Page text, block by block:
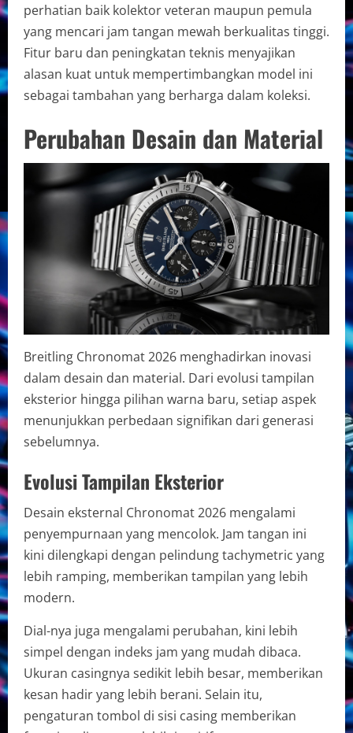
perhatian baik kolektor veteran maupun pemula
yang mencari jam tangan mewah berkualitas tinggi.
Fitur baru dan peningkatan teknis menyajikan
alasan kuat untuk mempertimbangkan model ini
sebagai tambahan yang berharga dalam koleksi.
Perubahan Desain dan Material
Breitling Chronomat 2026 menghadirkan inovasi
dalam desain dan material. Dari evolusi tampilan
eksterior hingga pilihan warna baru, setiap aspek
menunjukkan perbedaan signifikan dari generasi
sebelumnya.
Evolusi Tampilan Eksterior
Desain eksternal Chronomat 2026 mengalami
penyempurnaan yang mencolok. Jam tangan ini
kini dilengkapi dengan pelindung tachymetric yang
lebih ramping, memberikan tampilan yang lebih
modern.
Dial-nya juga mengalami perubahan, kini lebih
simpel dengan indeks jam yang mudah dibaca.
Ukuran casingnya sedikit lebih besar, memberikan
kesan hadir yang lebih berani. Selain itu,
pengaturan tombol di sisi casing memberikan